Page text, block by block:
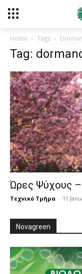
Home Tags
Tag:
Ώρες Ψύχους
Τεχνικό Τμήμα - 11
Novagreen